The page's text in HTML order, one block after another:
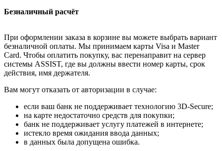
Безналичный расчёт
При оформлении заказа в корзине вы можете выбрать вариант
безналичной оплаты. Мы принимаем карты Visa и Master
Card. Чтобы оплатить покупку, вас перенаправит на сервер
системы ASSIST, где вы должны ввести номер карты, срок
действия, имя держателя.
Вам могут отказать от авторизации в случае:
если ваш банк не поддерживает технологию 3D-Secure;
на карте недостаточно средств для покупки;
банк не поддерживает услугу платежей в интернете;
истекло время ожидания ввода данных;
в данных была допущена ошибка.